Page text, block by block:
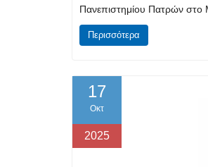
Πανεπιστημίου Πατρών στο
Περισσότερα
17
Οκτ
2025